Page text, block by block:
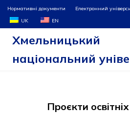
Перейти
до
Нормативні документи Електронний
UK
EN
Хмельницький
національний
Проєкти